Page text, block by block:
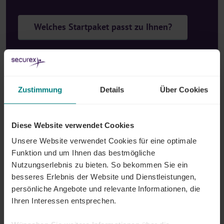
Zustimmung Details Über Cookies
Diese Website verwendet Cookies
Unsere Website verwendet Cookies für eine optimale
Funktion und um Ihnen das bestmögliche
Nutzungserlebnis zu bieten. So bekommen Sie ein
besseres Erlebnis der Website und Dienstleistungen,
persönliche Angebote und relevante Informationen, die
Ihren Interessen entsprechen.
Welches Startpaket passt zu Ihnen?
Was kostet eine MwSt.-
Nummer?
kostet einmalig60 €(ohne MwSt.).
Unterschied zwischen MwSt.-
Nummer und
Unternehmensnummer
Im Volksmund werden die Begriffe MwSt.-Nummer